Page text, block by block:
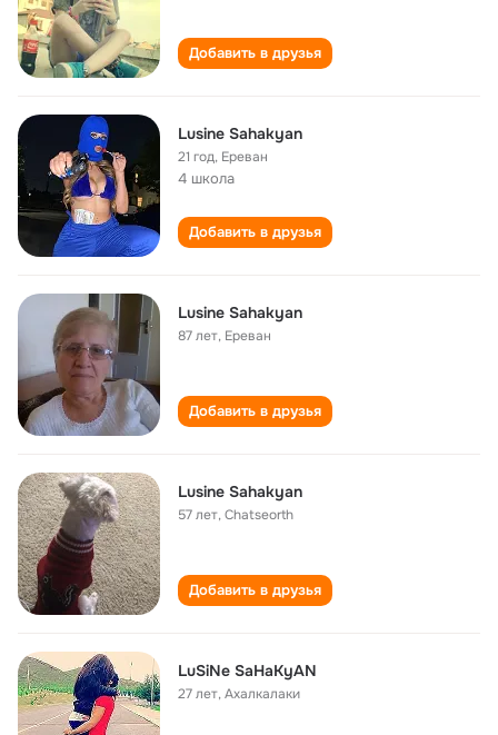
Добавить в друзья
Lusine Sahakyan
21 год, Ереван
4 школа
Добавить в друзья
Lusine Sahakyan
87 лет, Ереван
Добавить в друзья
Lusine Sahakyan
57 лет,Chatseorth
Добавить в друзья
LuSiNe SaHaKyAN
27 лет,Ахалкалаки